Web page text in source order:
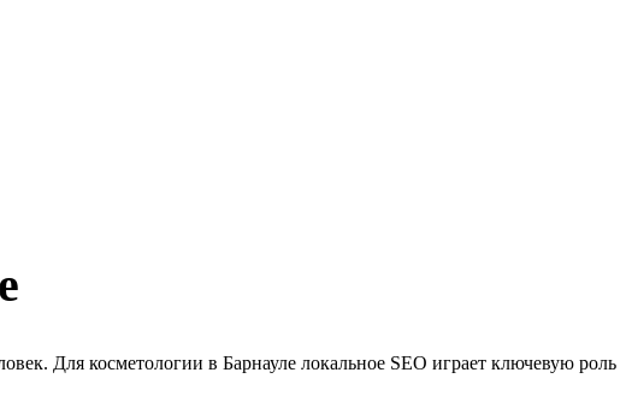
Для косметологии в Барнауле локальное SEO играет ключевую роль